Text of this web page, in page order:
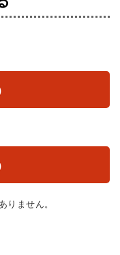
ません。